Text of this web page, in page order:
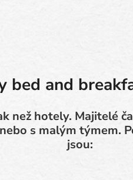
bed and
než hotely. Majitelé
s malým týmem.
jsou: